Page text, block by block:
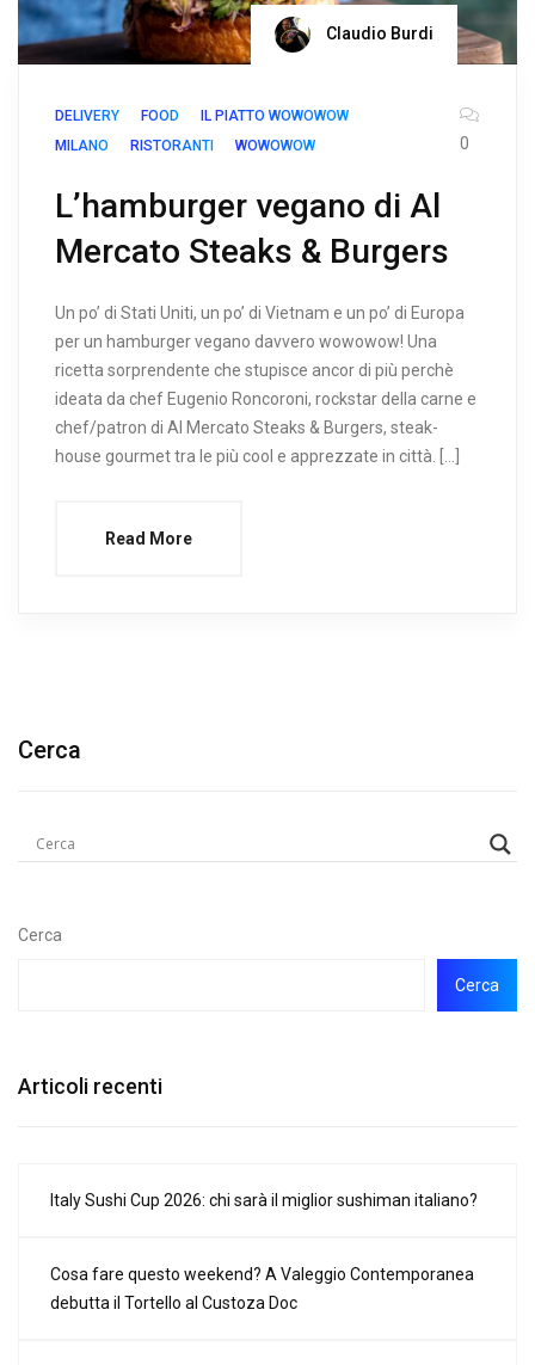
Claudio Burdi
DELIVERY FOOD
IL PIATTO WOWOWOW
MILANO
RISTORANTI WOWOWOW 0
L’hamburger vegano di Al
Mercato Steaks & Burgers
Un po’ di Stati Uniti, un po’ di Vietnam e un po’ di Europa
per un hamburger vegano davvero wowowow! Una
ricetta sorprendente che stupisce ancor di più perchè
ideata da chef Eugenio Roncoroni, rockstar della carne e
chef/patron di Al Mercato Steaks & Burgers, steak-
house gourmet tra le più cool e apprezzate in città. […]
Read More
Cerca
Cerca
Cerca
Articoli recenti
Italy Sushi Cup 2026: chi sarà il miglior sushiman italiano?
Cosa fare questo weekend? A Valeggio Contemporanea
debutta il Tortello al Custoza Doc